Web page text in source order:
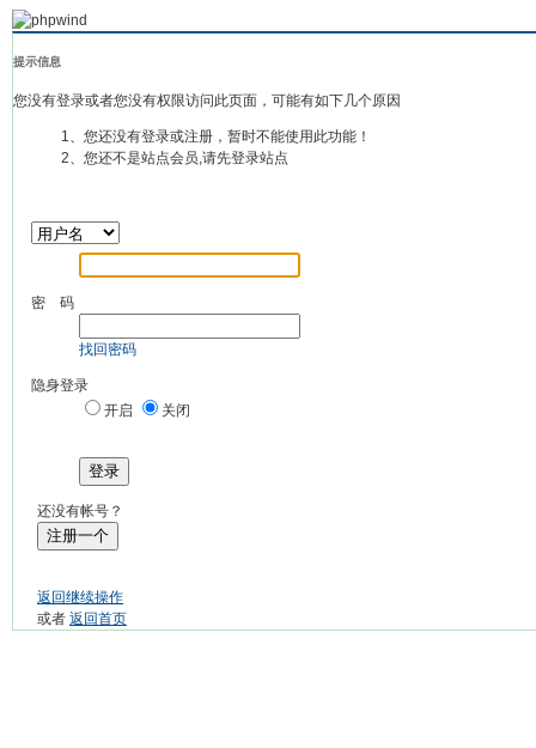
提示信息
您没有登录或者您没有权限访问此页面，可能有如下几个原因
1、您还没有登录或注册，暂时不能使用此功能！
2、您还不是站点会员,请先登录站点
密 码
找回密码
隐身登录
开启
关闭
登录
还没有帐号？
注册一个
返回继续操作
或者 返回首页